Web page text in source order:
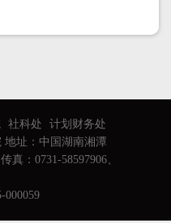
社科处
计划财务处
地址：中国湖南湘潭
真：0731-58597906、
000059